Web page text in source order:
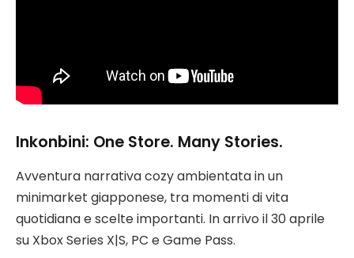
Inkonbini: One Store. Many Stories.
Avventura narrativa cozy ambientata in un
minimarket giapponese, tra momenti di vita
quotidiana e scelte importanti. In arrivo il 30 aprile
su Xbox Series X|S, PC e Game Pass.